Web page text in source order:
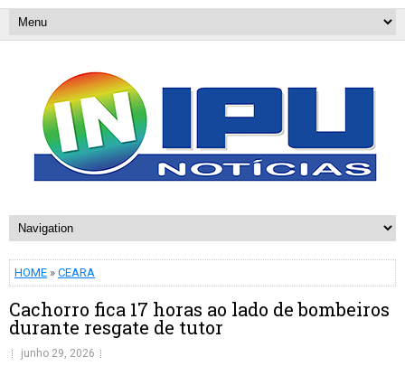
HOME » CEARA
Cachorro fica 17 horas ao lado de bombeiros
durante resgate de tutor
junho 29, 2026